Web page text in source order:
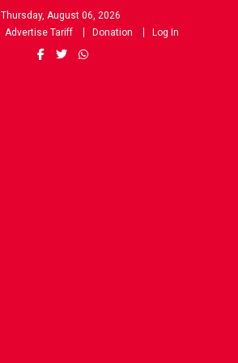
Thursday, August 06, 2026
Advertise Tariff Donation Log In